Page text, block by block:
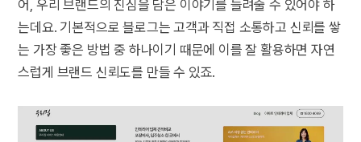
어, 우리 브랜드의 진심을 담은 이야기를 들려줄 수 있어야 하
는데요. 기본적으로 블로그는 고객과 직접 소통하고 신뢰를 쌓
는 가장 좋은 방법 중 하나이기 때문에 이를 잘 활용하면 자연
스럽게 브랜드 신뢰도를 만들 수 있죠.